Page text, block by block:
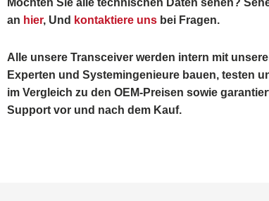
an hier, Und kontaktiere uns bei Fragen.
Alle unsere Transceiver werden intern mit
Experten und Systemingenieure bauen, testen
im Vergleich zu den OEM-Preisen sowie
Support vor und nach dem Kauf.